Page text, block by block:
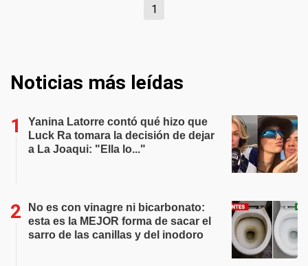
1
Noticias más leídas
Yanina Latorre contó qué hizo que
Luck Ra tomara la decisión de dejar
a La Joaqui: "Ella lo..."
No es con vinagre ni bicarbonato:
esta es la MEJOR forma de sacar el
sarro de las canillas y del inodoro